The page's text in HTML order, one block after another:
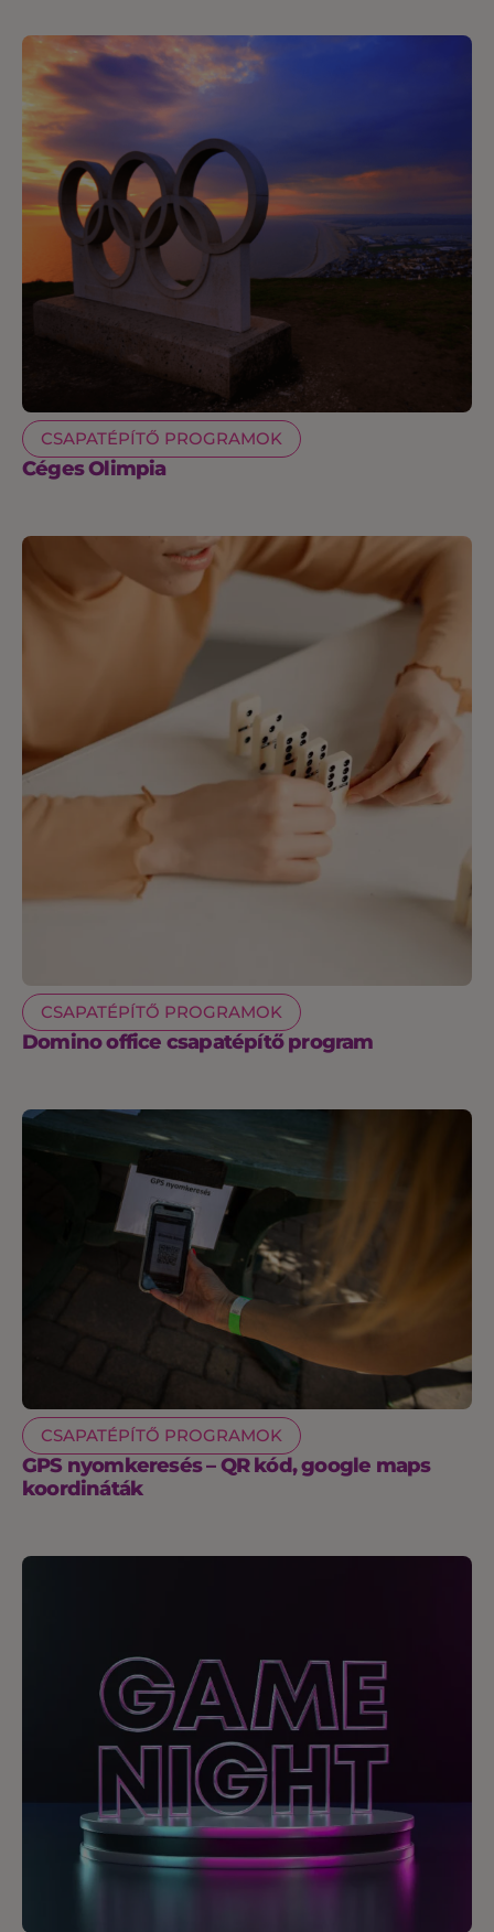
CSAPATÉPÍTŐ PROGRAMOK
Céges Olimpia
CSAPATÉPÍTŐ PROGRAMOK
Domino office csapatépítő program
CSAPATÉPÍTŐ PROGRAMOK
GPS nyomkeresés – QR kód, google maps
koordináták